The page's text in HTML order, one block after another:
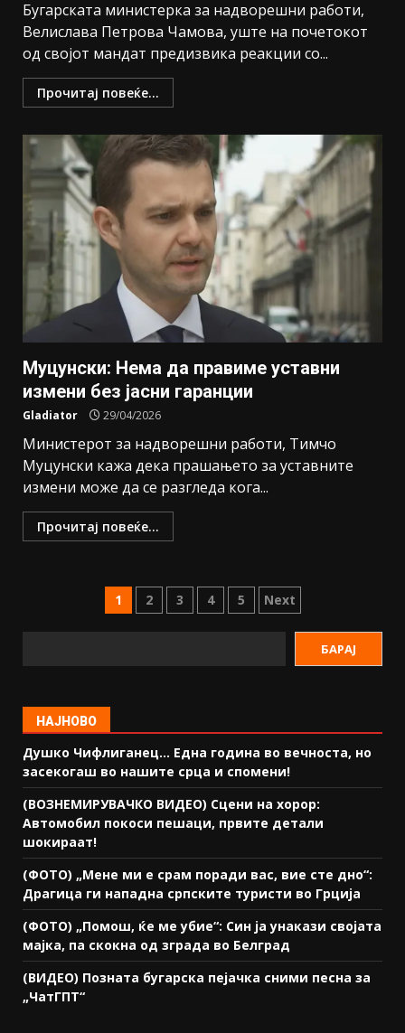
Бугарската министерка за надворешни работи,
Велислава Петрова Чамова, уште на почетокот
од својот мандат предизвика реакции со...
Прочитај повеќе...
Муцунски: Нема да правиме уставни
измени без јасни гаранции
Gladiator 29/04/2026
Министерот за надворешни работи, Тимчо
Муцунски кажа дека прашањето за уставните
измени може да се разгледа кога...
Прочитај повеќе...
1 2 3 4 5 Next
БАРАЈ
НАЈНОВО
Душко Чифлиганец… Eдна година во вечноста, но
засекогаш во нашите срца и спомени!
(ВОЗНЕМИРУВАЧКО ВИДЕО) Сцени на хорор:
Автомобил покоси пешаци, првите детали
шокираат!
(ФОТО) „Мене ми е срам поради вас, вие сте дно“:
Драгица ги нападна српските туристи во Грција
(ФОТО) „Помош, ќе ме убие“: Син ја унакази својата
мајка, па скокна од зграда во Белград
(ВИДЕО) Позната бугарска пејачка сними песна за
„ЧатГПТ“